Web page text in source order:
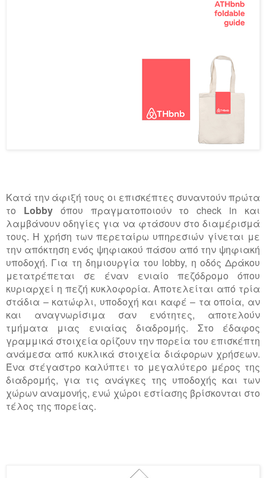
Κατά την άφιξή τους οι επισκέπτες συναντούν πρώτα
το Lobbyόπου πραγματοποιούν το check in και
λαμβάνουν οδηγίες για να φτάσουν στο διαμέρισμά
τους. Η χρήση των περεταίρω υπηρεσιών γίνεται με
την απόκτηση ενός ψηφιακού πάσου από την ψηφιακή
υποδοχή. Για τη δημιουργία του lobby, η οδός Δράκου
μετατρέπεται σε έναν ενιαίο πεζόδρομο όπου
κυριαρχεί η πεζή κυκλοφορία. Αποτελείται από τρία
στάδια – κατώφλι, υποδοχή και καφέ – τα οποία, αν
και αναγνωρίσιμα σαν ενότητες, αποτελούν
τμήματα μιας ενιαίας διαδρομής. Στο έδαφος
γραμμικά στοιχεία ορίζουν την πορεία του επισκέπτη
ανάμεσα από κυκλικά στοιχεία διάφορων χρήσεων.
Ένα στέγαστρο καλύπτει το μεγαλύτερο μέρος της
διαδρομής, για τις ανάγκες της υποδοχής και των
χώρων αναμονής, ενώ χώροι εστίασης βρίσκονται στο
τέλος της πορείας.